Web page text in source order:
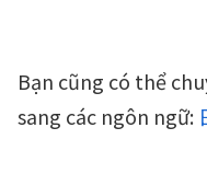
Bạn cũng có thể
sang các ngôn ngữ: